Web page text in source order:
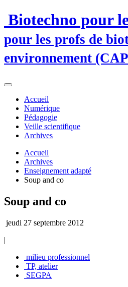
Biotechno pour
pour les profs de
environnement
Accueil
Numérique
Pédagogie
Veille scientifique
Archives
Accueil
Archives
Enseignement adapté
Soup and co
Soup and co
jeudi 27 septembre 2012
|
milieu professionnel
TP, atelier
SEGPA